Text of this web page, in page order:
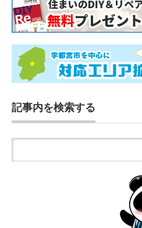
記事内を検索する